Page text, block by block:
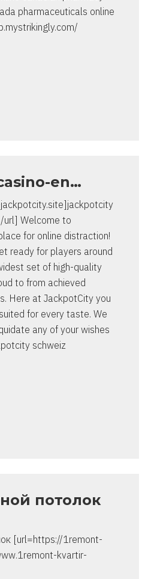
pharmaceuticals online
en…
url] Welcome to
for online distraction!
ready for players around
set of high-quality
to from achieved
Here at JackpotCity you
for every taste. We
any of your wishes
schweiz
потолок
[url=https://1remont-
kvartir-